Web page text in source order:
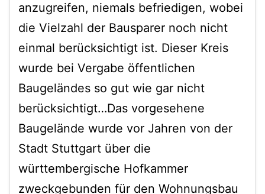
anzugreifen, niemals befriedigen, wobei
die Vielzahl der Bausparer noch nicht
einmal berücksichtigt ist. Dieser Kreis
wurde bei Vergabe öffentlichen
Baugeländes so gut wie gar nicht
berücksichtigt…Das vorgesehene
Baugelände wurde vor Jahren von der
Stadt Stuttgart über die
württembergische Hofkammer
zweckgebunden für den Wohnungsbau